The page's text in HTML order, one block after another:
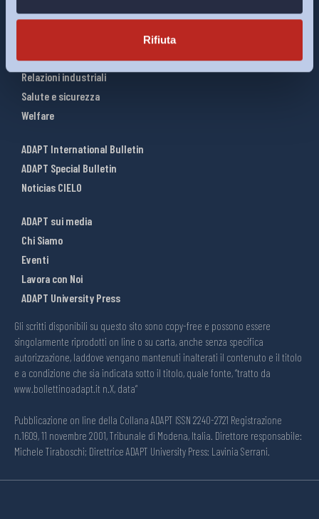
Rifiuta
Infografiche
Mercato del lavoro
Relazioni industriali
Salute e sicurezza
Welfare
ADAPT International Bulletin
ADAPT Special Bulletin
Noticias CIELO
ADAPT sui media
Chi Siamo
Eventi
Lavora con Noi
ADAPT University Press
Gli scritti disponibili su questo sito sono copy-free e possono essere
singolarmente riprodotti on line o su carta, anche senza specifica
autorizzazione, laddove vengano mantenuti inalterati il contenuto e il titolo
e a condizione che sia indicata sotto il titolo, quale fonte, “tratto da
www.bollettinoadapt.it n.X, data“
Pubblicazione on line della Collana ADAPT ISSN 2240-2721 Registrazione
n.1609, 11 novembre 2001, Tribunale di Modena, Italia. Direttore responsabile:
Michele Tiraboschi; Direttrice ADAPT University Press: Lavinia Serrani.